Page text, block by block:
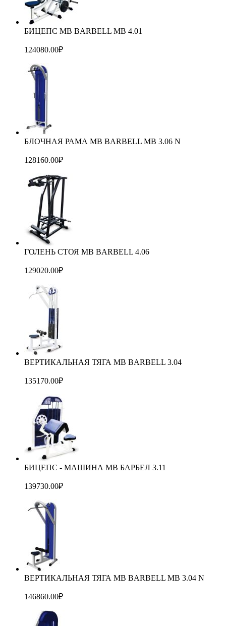
БИЦЕПС MB BARBELL MB 4.01
124080.00₽
БЛОЧНАЯ РАМА MB BARBELL MB 3.06 N
128160.00₽
ГОЛЕНЬ СТОЯ MB BARBELL 4.06
129020.00₽
ВЕРТИКАЛЬНАЯ ТЯГА MB BARBELL 3.04
135170.00₽
БИЦЕПС - МАШИНА MB БАРБЕЛ 3.11
139730.00₽
ВЕРТИКАЛЬНАЯ ТЯГА MB BARBELL MB 3.04 N
146860.00₽